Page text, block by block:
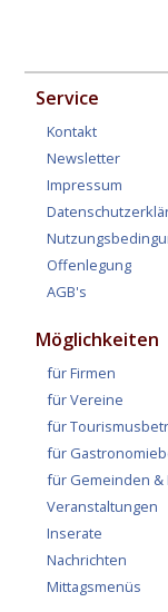
Service
Kontakt
Newsletter
Impressum
Offenlegung
AGB's
Möglichkeiten
für Firmen
für Vereine
für
für
für Gemeinden &
Veranstaltungen
Inserate
Nachrichten
Mittagsmenüs